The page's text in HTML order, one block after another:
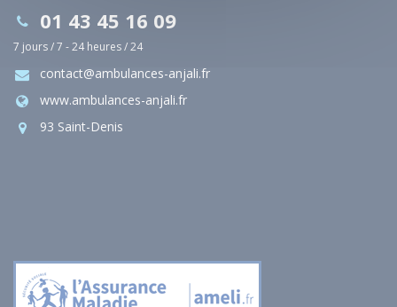
01 43 45 16 09
7 jours / 7 - 24 heures / 24
contact@ambulances-anjali.fr
www.ambulances-anjali.fr
93 Saint-Denis